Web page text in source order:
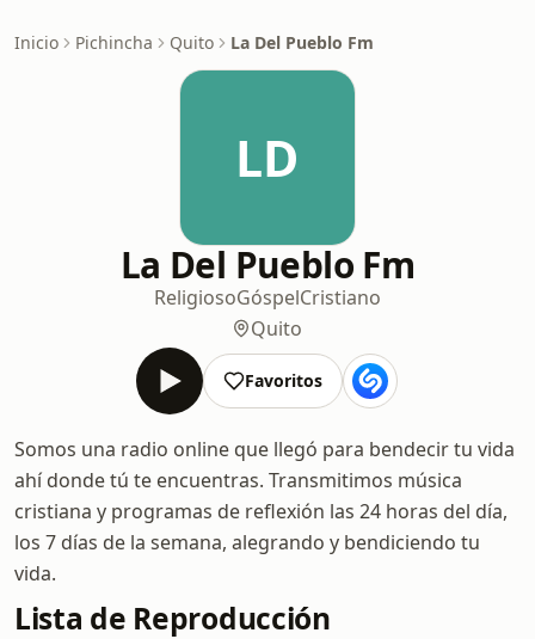
Inicio Pichincha Quito La Del Pueblo Fm
LD
La Del Pueblo Fm
ReligiosoGóspelCristiano
Quito
Favoritos
Somos una radio online que llegó para bendecir tu vida
ahí donde tú te encuentras. Transmitimos música
cristiana y programas de reflexión las 24 horas del día,
los 7 días de la semana, alegrando y bendiciendo tu
vida.
Lista de Reproducción